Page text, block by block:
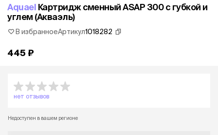
Aquael Картридж сменный ASAP 300 c губкой и
углем (Акваэль)
В избранноеАртикул1018282
445 ₽
нет отзывов
Недоступен в вашем регионе